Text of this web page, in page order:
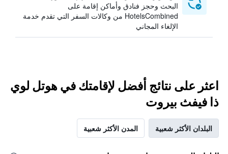
البحث وحجز فنادق وأماكن إقامة على
HotelsCombined من وكالات السفر التي تقدم خدمة
الإلغاء المجاني
اعثر على نتائج أفضل لإقامتك في هوتل لوي
ذا فيفث بيروت
البلدان الأكثر شعبية المدن الأكثر شعبية